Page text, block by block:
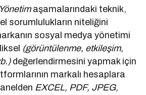
Yönetimaşamalarındaki teknik,
sorumlulukların niteliğini
sosyal medya yönetimi
(görüntülenme, etkileşim,
değerlendirmesini yapmak için
markalı hesaplara
EXCEL, PDF, JPEG,